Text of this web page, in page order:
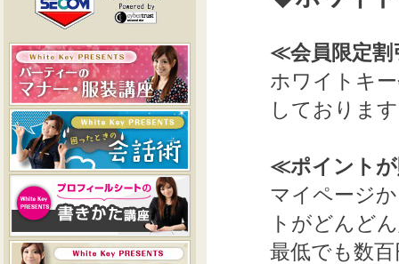
≪会員限定割
ホワイトキ
しておりま
≪ポイント
マイページ
トがどんど
最低でも数